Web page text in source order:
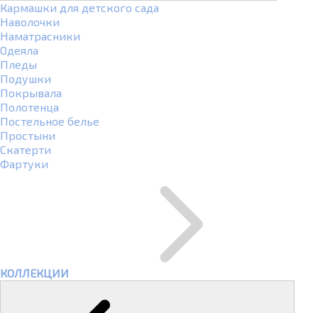
Кармашки для детского сада
Наволочки
Наматрасники
Одеяла
Пледы
Подушки
Покрывала
Полотенца
Постельное белье
Простыни
Скатерти
Фартуки
КОЛЛЕКЦИИ